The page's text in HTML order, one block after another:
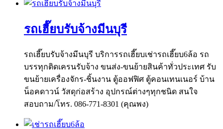
รถเฮี๊ยบรับจ้างมีนบุรี
รถเฮี๊ยบรับจ้างมีนบุรี บริการรถเฮี๊ยบเช่ารถเฮี๊ยบ6ล้อ รถ
บรรทุกติดเครนรับจ้าง ขนส่ง-ขนย้ายสินค้าทั่วประเทศ รับ
ขนย้ายเครื่องจักร-ชิ้นงาน ตู้ออฟฟิศ ตู้คอนเทนเนอร์ บ้าน
น็อคดาวน์ วัสดุก่อสร้าง อุปกรณ์ต่างๆทุกชนิด สนใจ
สอบถาม/โทร. 086-771-8301 (คุณพง)